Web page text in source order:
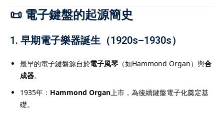
各類公開考試的課程要
要制定最合適的教學策
習老師，就是為孩子選
夥伴。補習老師不僅傳
生培養良好的學習習
下穩固基礎。立即了解
情，尋找最適合您孩子
📜 電子鍵盤的起源簡史
1. 早期電子樂器誕生（1920s–1930s）
最早的電子鍵盤源自於電子風琴 （如Hammond Organ）與合
成器。
1935年： Hammond Organ上市，為後續鍵盤電子化奠定基
礎。